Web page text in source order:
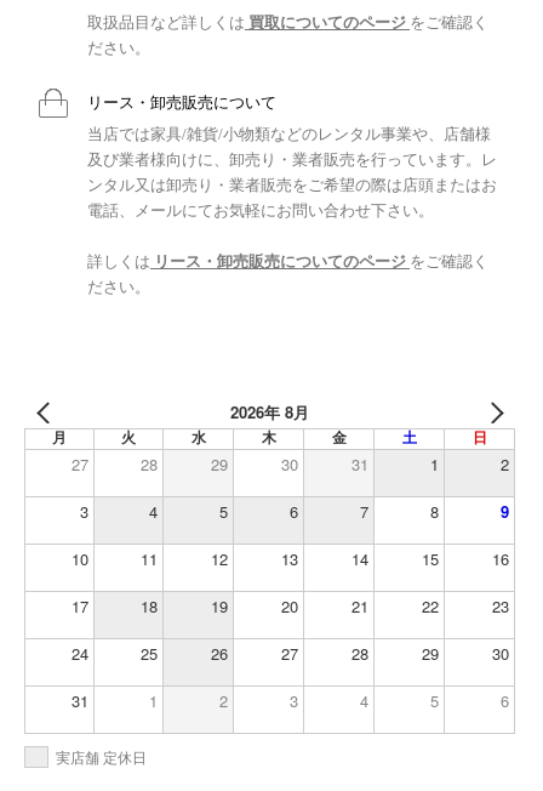
取扱品目など詳しくは 買取についてのページ をご確認く
ださい。
リース・卸売販売について
当店では家具/雑貨/小物類などのレンタル事業や、店舗様
及び業者様向けに、卸売り・業者販売を行っています。レ
ンタル又は卸売り・業者販売をご希望の際は店頭またはお
電話、メールにてお気軽にお問い合わせ下さい。
詳しくは リース・卸売販売についてのページ をご確認く
ださい。
2026年 8月
月 火 水 木 金 土 日
27 28 29 30 31 1 2
3 4 5 6 7 8 9
10 11 12 13 14 15 16
17 18 19 20 21 22 23
24 25 26 27 28 29 30
31 1 2 3 4 5 6
実店舗 定休日